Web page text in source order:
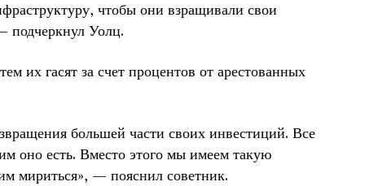
чтобы они взращивали свои
подчеркнул Уолц.
их гасят за счет процентов от арестованных
большей части своих инвестиций. Все
оно есть. Вместо этого мы имеем такую
мириться», — пояснил советник.